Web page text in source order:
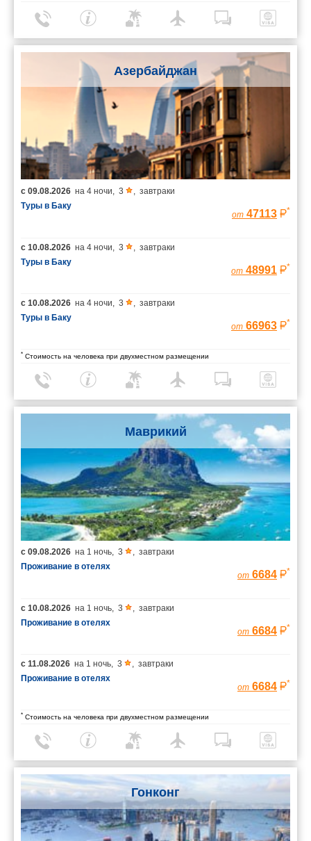
Азербайджан
с 09.08.2026 на 4 ночи 3
завтраки
Туры в Баку
от 47113 *
с 10.08.2026 на 4 ночи 3
завтраки
Туры в Баку
от 48991 *
с 10.08.2026 на 4 ночи 3
завтраки
Туры в Баку
от 66963 *
* Стоимость на человека при двухместном размещении
Маврикий
с 09.08.2026 на 1 ночь, 3 , завтраки
Проживание в отелях
от 6684 *
с 10.08.2026 на 1 ночь, 3 , завтраки
Проживание в отелях
от 6684 *
с 11.08.2026 на 1 ночь, 3 , завтраки
Проживание в отелях
от 6684 *
* Стоимость на человека при двухместном размещении
Гонконг